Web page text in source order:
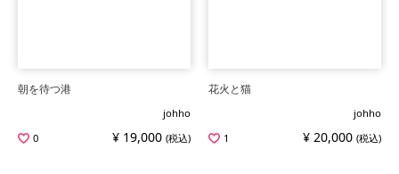
朝を待つ港
johho
0
¥ 19,000 (税込)
花火と猫
johho
1
¥ 20,000 (税込)